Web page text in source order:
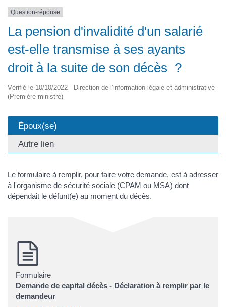
Question-réponse
La pension d'invalidité d'un salarié
est-elle transmise à ses ayants
droit à la suite de son décès ?
Vérifié le 10/10/2022 - Direction de l'information légale et administrative
(Première ministre)
Époux(se)
Autre lien
Le formulaire à remplir, pour faire votre demande, est à adresser
à l'organisme de sécurité sociale (CPAM ou MSA) dont
dépendait le défunt(e) au moment du décès.
Formulaire
Demande de capital décès - Déclaration à remplir par le
demandeur